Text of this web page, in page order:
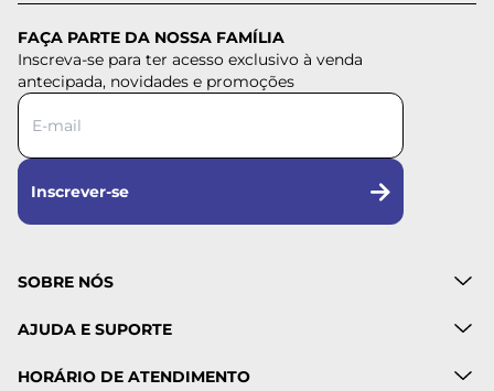
FAÇA PARTE DA NOSSA FAMÍLIA
Inscreva-se para ter acesso exclusivo à venda
antecipada, novidades e promoções
Inscrever-se
SOBRE NÓS
AJUDA E SUPORTE
HORÁRIO DE ATENDIMENTO